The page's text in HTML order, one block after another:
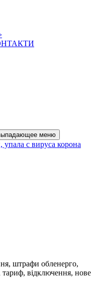
меню
с вируса корона
штрафи обленерго,
відключення, нове